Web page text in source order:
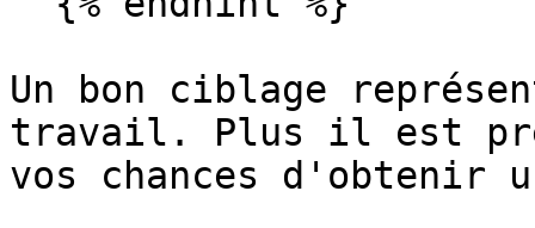
Un bon ciblage
travail. Plus il est
vos chances d'obtenir